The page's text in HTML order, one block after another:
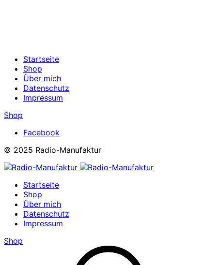
Startseite
Shop
Über mich
Datenschutz
Impressum
Shop
Facebook
© 2025 Radio-Manufaktur
Startseite
Shop
Über mich
Datenschutz
Impressum
Shop